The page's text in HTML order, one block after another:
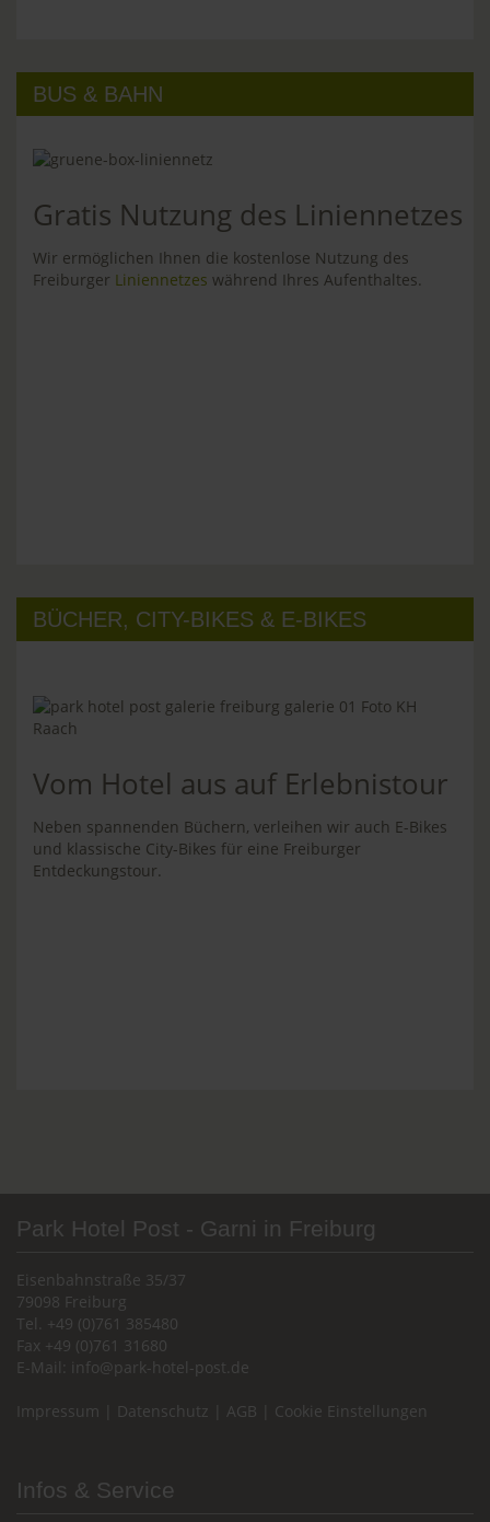
BUS & BAHN
Gratis Nutzung des Liniennetzes
Wir ermöglichen Ihnen die kostenlose Nutzung des
Freiburger Liniennetzes während Ihres Aufenthaltes.
BÜCHER, CITY-BIKES & E-BIKES
Vom Hotel aus auf Erlebnistour
Neben spannenden Büchern, verleihen wir auch E-Bikes
und klassische City-Bikes für eine Freiburger
Entdeckungstour.
Park Hotel Post - Garni in Freiburg
Eisenbahnstraße 35/37
79098 Freiburg
Tel. +49 (0)761 385480
Fax +49 (0)761 31680
E-Mail:
info@park-hotel-post.de
Impressum Datenschutz AGB Cookie Einstellungen
Infos & Service